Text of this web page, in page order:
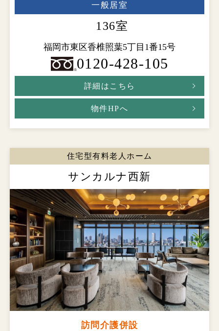
一般居室
136室
福岡市東区香椎照葉5丁目1番15号
0120-428-105
詳細はこちら
物件HPへ
住宅型有料老人ホーム
サンカルナ西新
訪問介護併設